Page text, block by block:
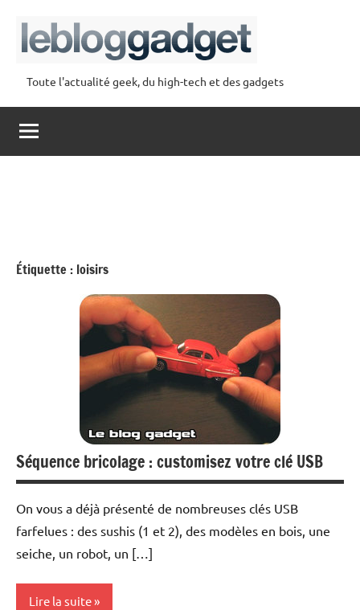
contenu
lebloggadget
Toute l'actualité geek, du high-tech et des gadgets
Étiquette : loisirs
Séquence bricolage : customisez votre clé USB
On vous a déjà présenté de nombreuses clés USB
farfelues : des sushis (1 et 2), des modèles en bois, une
seiche, un robot, un […]
Lire la suite